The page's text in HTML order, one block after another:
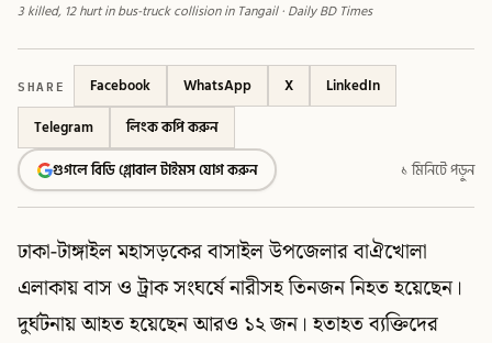
3 killed, 12 hurt in bus-truck collision in Tangail · Daily BD Times
SHARE Facebook WhatsApp X
LinkedIn
Telegram
লিংক কপি করুন
গুগলে বিডি গ্লোবাল টাইমস যোগ করুন
১ মিনিটে পড়ুন
ঢাকা-টাঙ্গাইল মহাসড়কের বাসাইল উপজেলার বাঐখোলা
এলাকায় বাস ও ট্রাক সংঘর্ষে নারীসহ তিনজন নিহত হয়েছেন।
দুর্ঘটনায় আহত হয়েছেন আরও ১২ জন। হতাহত ব্যক্তিদের